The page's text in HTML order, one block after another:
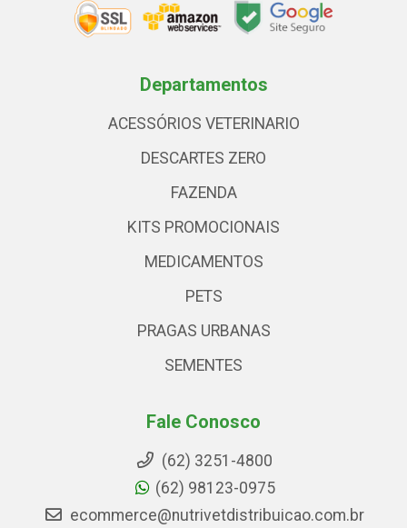
Departamentos
ACESSÓRIOS VETERINARIO
DESCARTES ZERO
FAZENDA
KITS PROMOCIONAIS
MEDICAMENTOS
PETS
PRAGAS URBANAS
SEMENTES
Fale Conosco
(62) 3251-4800
(62) 98123-0975
ecommerce@nutrivetdistribuicao.com.br